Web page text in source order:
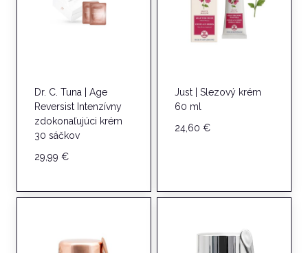
Dr. C. Tuna | Age
Reversist Intenzívny
zdokonaľujúci krém
30 sáčkov
29,99 €
Just | Slezový krém
60 ml
24,60 €